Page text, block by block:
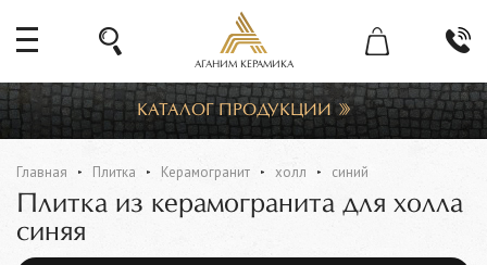
АГАНИМ КЕРАМИКА
КАТАЛОГ ПРОДУКЦИИ
Главная Плитка Керамогранит холл синий
Плитка из керамогранита для холла
синяя